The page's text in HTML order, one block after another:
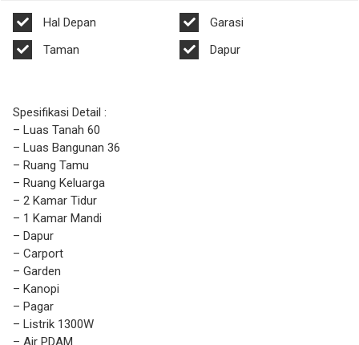
Hal Depan
Garasi
Taman
Dapur
Spesifikasi Detail :
– Luas Tanah 60
– Luas Bangunan 36
– Ruang Tamu
– Ruang Keluarga
– 2 Kamar Tidur
– 1 Kamar Mandi
– Dapur
– Carport
– Garden
– Kanopi
– Pagar
– Listrik 1300W
– Air PDAM